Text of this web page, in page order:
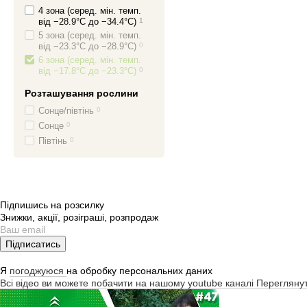
4 зона (серед. мін. темп.
від −28.9°C до −34.4°C) 1
5 зона (серед. мін. темп.
від −23.3°C до −28.9°C) 0
6 зона (серед. мін. темп.
від −17.8°C до −23.3°C) 0
Розташування рослини
Сонце/півтінь 0
Сонце 0
Півтінь 0
Підпишись на розсилку
Знижки, акції, розіграші, розпродаж
Підписатись
Я погоджуюся на обробку персональних даних
Всі відео ви можете побачити на нашому youtube каналі